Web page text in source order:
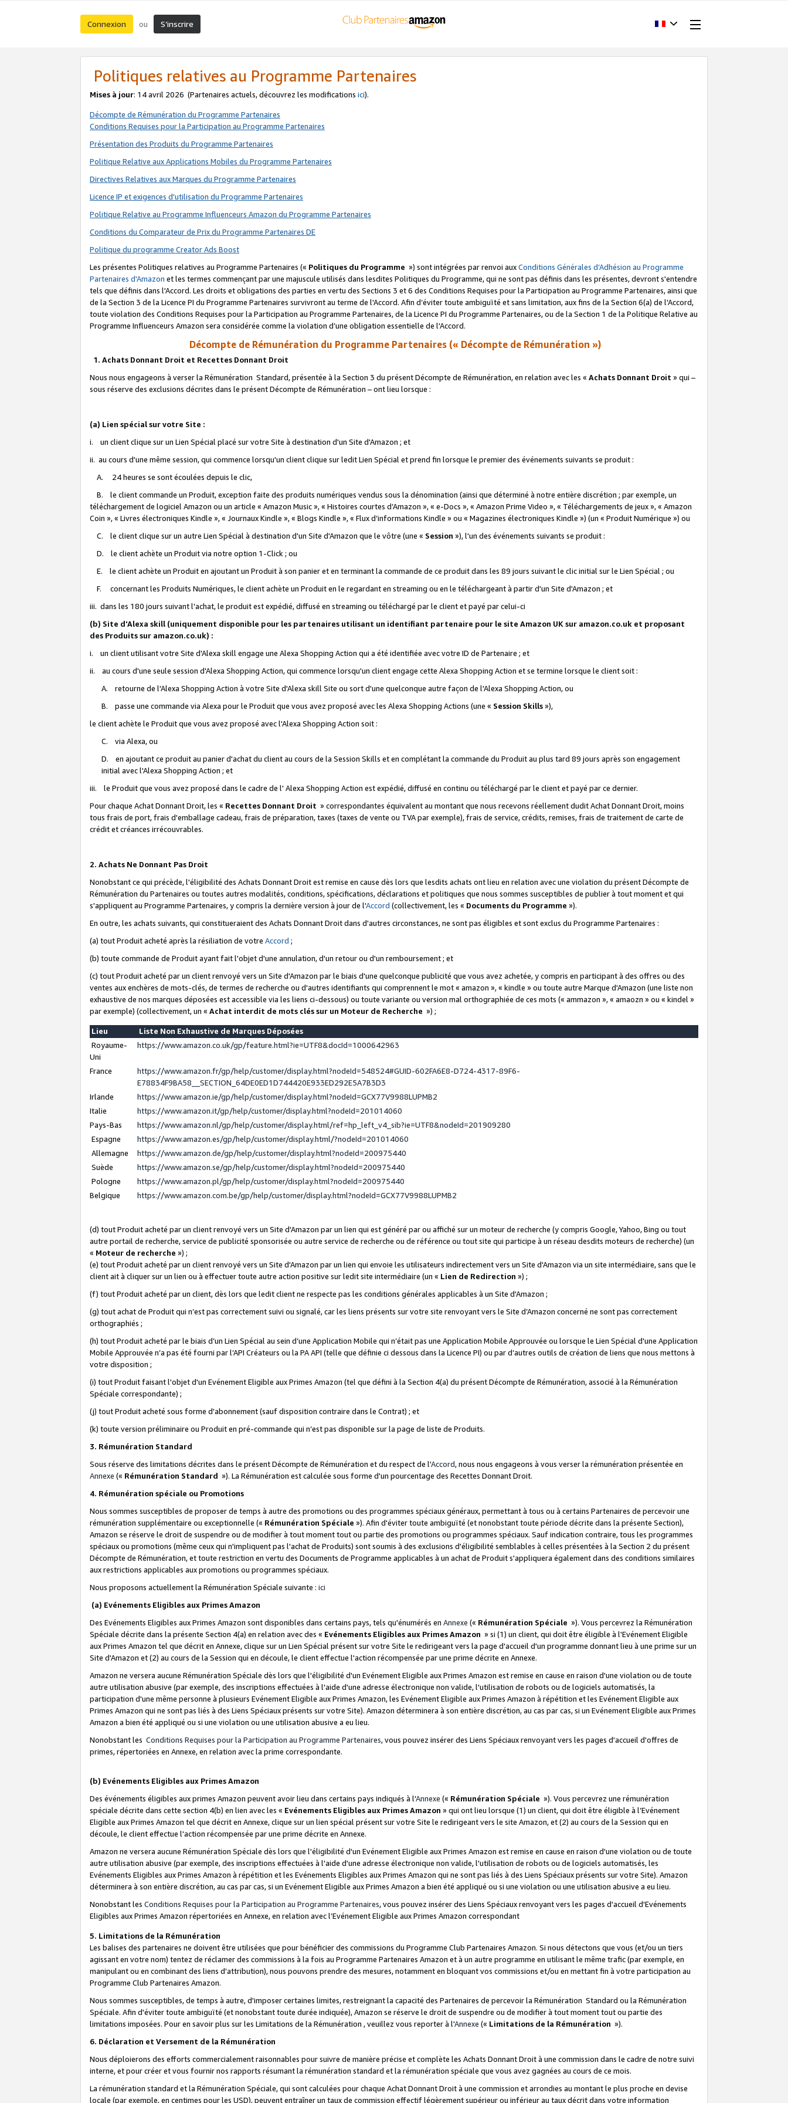
Connexion ou S’inscrire
Politiques relatives au Programme Partenaires
Mises à jour: 14 avril 2026 (Partenaires actuels, découvrez les modifications ici).
Décompte de Rémunération du Programme Partenaires
Conditions Requises pour la Participation au Programme Partenaires
Présentation des Produits du Programme Partenaires
Politique Relative aux Applications Mobiles du Programme Partenaires
Directives Relatives aux Marques du Programme Partenaires
Licence IP et exigences d'utilisation du Programme Partenaires
Politique Relative au Programme Influenceurs Amazon du Programme Partenaires
Conditions du Comparateur de Prix du Programme Partenaires DE
Politique du programme Creator Ads Boost
Les présentes Politiques relatives au Programme Partenaires (« Politiques du Programme ») sont intégrées par renvoi auxConditions Générales d’Adhésion au Programme
Partenaires d'Amazon et les termes commençant par une majuscule utilisés dans lesdites Politiques du Programme, qui ne sont pas définis dans les présentes, devront s'entendre
tels que définis dans l'Accord. Les droits et obligations des parties en vertu des Sections 3 et 6 des Conditions Requises pour la Participation au Programme Partenaires, ainsi que
de la Section 3 de la Licence PI du Programme Partenaires survivront au terme de l'Accord. Afin d’éviter toute ambiguïté et sans limitation, aux fins de la Section 6(a) de l'Accord,
toute violation des Conditions Requises pour la Participation au Programme Partenaires, de la Licence PI du Programme Partenaires, ou de la Section 1 de la Politique Relative au
Programme Influenceurs Amazon sera considérée comme la violation d’une obligation essentielle de l'Accord.
Décompte de Rémunération du Programme Partenaires (« Décompte de Rémunération »)
1. Achats Donnant Droit et Recettes Donnant Droit
Nous nous engageons à verser la Rémunération Standard, présentée à la Section 3 du présent Décompte de Rémunération, en relation avec les « Achats Donnant Droit » qui –
sous réserve des exclusions décrites dans le présent Décompte de Rémunération – ont lieu lorsque :
(a) Lien spécial sur votre Site :
i. un client clique sur un Lien Spécial placé sur votre Site à destination d'un Site d'Amazon ; et
ii. au cours d'une même session, qui commence lorsqu'un client clique sur ledit Lien Spécial et prend fin lorsque le premier des événements suivants se produit :
A. 24 heures se sont écoulées depuis le clic,
B. le client commande un Produit, exception faite des produits numériques vendus sous la dénomination (ainsi que déterminé à notre entière discrétion ; par exemple, un
téléchargement de logiciel Amazon ou un article « Amazon Music », « Histoires courtes d’Amazon », « e-Docs », « Amazon Prime Video », « Téléchargements de jeux », « Amazon
Coin », « Livres électroniques Kindle », « Journaux Kindle », « Blogs Kindle », « Flux d’informations Kindle » ou « Magazines électroniques Kindle ») (un « Produit Numérique ») ou
C. le client clique sur un autre Lien Spécial à destination d'un Site d'Amazon que le vôtre (une « Session »), l'un des événements suivants se produit :
D. le client achète un Produit via notre option 1-Click ; ou
E. le client achète un Produit en ajoutant un Produit à son panier et en terminant la commande de ce produit dans les 89 jours suivant le clic initial sur le Lien Spécial ; ou
F. concernant les Produits Numériques, le client achète un Produit en le regardant en streaming ou en le téléchargeant à partir d'un Site d'Amazon ; et
iii. dans les 180 jours suivant l'achat, le produit est expédié, diffusé en streaming ou téléchargé par le client et payé par celui-ci
(b) Site d'Alexa skill (uniquement disponible pour les partenaires utilisant un identifiant partenaire pour le site Amazon UK sur amazon.co.uk et proposant
des Produits sur amazon.co.uk) :
i. un client utilisant votre Site d'Alexa skill engage une Alexa Shopping Action qui a été identifiée avec votre ID de Partenaire ; et
ii. au cours d'une seule session d'Alexa Shopping Action, qui commence lorsqu'un client engage cette Alexa Shopping Action et se termine lorsque le client soit :
A. retourne de l'Alexa Shopping Action à votre Site d'Alexa skill Site ou sort d'une quelconque autre façon de l'Alexa Shopping Action, ou
B. passe une commande via Alexa pour le Produit que vous avez proposé avec les Alexa Shopping Actions (une « Session Skills»),
le client achète le Produit que vous avez proposé avec l'Alexa Shopping Action soit :
C. via Alexa, ou
D. en ajoutant ce produit au panier d'achat du client au cours de la Session Skills et en complétant la commande du Produit au plus tard 89 jours après son engagement
initial avec l'Alexa Shopping Action ; et
iii. le Produit que vous avez proposé dans le cadre de l' Alexa Shopping Action est expédié, diffusé en continu ou téléchargé par le client et payé par ce dernier.
Pour chaque Achat Donnant Droit, les « Recettes Donnant Droit » correspondantes équivalent au montant que nous recevons réellement dudit Achat Donnant Droit, moins
tous frais de port, frais d'emballage cadeau, frais de préparation, taxes (taxes de vente ou TVA par exemple), frais de service, crédits, remises, frais de traitement de carte de
crédit et créances irrécouvrables.
2. Achats Ne Donnant Pas Droit
Nonobstant ce qui précède, l'éligibilité des Achats Donnant Droit est remise en cause dès lors que lesdits achats ont lieu en relation avec une violation du présent Décompte de
Rémunération du Partenaires ou toutes autres modalités, conditions, spécifications, déclarations et politiques que nous sommes susceptibles de publier à tout moment et qui
s'appliquent au Programme Partenaires, y compris la dernière version à jour de l'Accord (collectivement, les « Documents du Programme »).
En outre, les achats suivants, qui constitueraient des Achats Donnant Droit dans d'autres circonstances, ne sont pas éligibles et sont exclus du Programme Partenaires :
(a) tout Produit acheté après la résiliation de votre Accord ;
(b) toute commande de Produit ayant fait l'objet d'une annulation, d'un retour ou d'un remboursement ; et
(c) tout Produit acheté par un client renvoyé vers un Site d'Amazon par le biais d'une quelconque publicité que vous avez achetée, y compris en participant à des offres ou des
ventes aux enchères de mots-clés, de termes de recherche ou d'autres identifiants qui comprennent le mot « amazon », « kindle » ou toute autre Marque d'Amazon (une liste non
exhaustive de nos marques déposées est accessible via les liens ci-dessous) ou toute variante ou version mal orthographiée de ces mots (« ammazon », « amaozn » ou « kindel »
par exemple) (collectivement, un « Achat interdit de mots clés sur un Moteur de Recherche ») ;
Lieu
Liste Non Exhaustive de Marques Déposées
Royaume-
Uni
https://www.amazon.co.uk/gp/feature.html?ie=UTF8&docId=1000642963
France
https://www.amazon.fr/gp/help/customer/display.html?nodeId=548524#GUID-602FA6E8-D724-4317-89F6-
E78834F9BA58__SECTION_64DE0ED1D744420E933ED292E5A7B3D3
Irlande
https://www.amazon.ie/gp/help/customer/display.html?nodeId=GCX77V9988LUPMB2
Italie
https://www.amazon.it/gp/help/customer/display.html?nodeId=201014060
Pays-Bas
https://www.amazon.nl/gp/help/customer/display.html/ref=hp_left_v4_sib?ie=UTF8&nodeId=201909280
Espagne
https://www.amazon.es/gp/help/customer/display.html/?nodeId=201014060
Allemagne
https://www.amazon.de/gp/help/customer/display.html?nodeId=200975440
Suède
https://www.amazon.se/gp/help/customer/display.html?nodeId=200975440
Pologne
https://www.amazon.pl/gp/help/customer/display.html?nodeId=200975440
Belgique
https://www.amazon.com.be/gp/help/customer/display.html?nodeId=GCX77V9988LUPMB2
(d) tout Produit acheté par un client renvoyé vers un Site d'Amazon par un lien qui est généré par ou affiché sur un moteur de recherche (y compris Google, Yahoo, Bing ou tout
autre portail de recherche, service de publicité sponsorisée ou autre service de recherche ou de référence ou tout site qui participe à un réseau desdits moteurs de recherche) (un
« Moteur de recherche ») ;
(e) tout Produit acheté par un client renvoyé vers un Site d'Amazon par un lien qui envoie les utilisateurs indirectement vers un Site d'Amazon via un site intermédiaire, sans que le
client ait à cliquer sur un lien ou à effectuer toute autre action positive sur ledit site intermédiaire (un « Lien de Redirection ») ;
(f) tout Produit acheté par un client, dès lors que ledit client ne respecte pas les conditions générales applicables à un Site d'Amazon ;
(g) tout achat de Produit qui n’est pas correctement suivi ou signalé, car les liens présents sur votre site renvoyant vers le Site d’Amazon concerné ne sont pas correctement
orthographiés ;
(h) tout Produit acheté par le biais d’un Lien Spécial au sein d’une Application Mobile qui n’était pas une Application Mobile Approuvée ou lorsque le Lien Spécial d'une Application
Mobile Approuvée n’a pas été fourni par l’API Créateurs ou la PA API (telle que définie ci dessous dans la Licence PI) ou par d’autres outils de création de liens que nous mettons à
votre disposition ;
(i) tout Produit faisant l'objet d'un Evénement Eligible aux Primes Amazon (tel que défini à la Section 4(a) du présent Décompte de Rémunération, associé à la Rémunération
Spéciale correspondante) ;
(j) tout Produit acheté sous forme d'abonnement (sauf disposition contraire dans le Contrat) ; et
(k) toute version préliminaire ou Produit en pré-commande qui n’est pas disponible sur la page de liste de Produits.
3. Rémunération Standard
Sous réserve des limitations décrites dans le présent Décompte de Rémunération et du respect de l'Accord, nous nous engageons à vous verser la rémunération présentée en
Annexe (« Rémunération Standard »). La Rémunération est calculée sous forme d'un pourcentage des Recettes Donnant Droit.
4. Rémunération spéciale ou Promotions
Nous sommes susceptibles de proposer de temps à autre des promotions ou des programmes spéciaux généraux, permettant à tous ou à certains Partenaires de percevoir une
rémunération supplémentaire ou exceptionnelle (« Rémunération Spéciale »). Afin d'éviter toute ambiguïté (et nonobstant toute période décrite dans la présente Section),
Amazon se réserve le droit de suspendre ou de modifier à tout moment tout ou partie des promotions ou programmes spéciaux. Sauf indication contraire, tous les programmes
spéciaux ou promotions (même ceux qui n'impliquent pas l'achat de Produits) sont soumis à des exclusions d'éligibilité semblables à celles présentées à la Section 2 du présent
Décompte de Rémunération, et toute restriction en vertu des Documents de Programme applicables à un achat de Produit s'appliquera également dans des conditions similaires
aux restrictions applicables aux promotions ou programmes spéciaux.
Nous proposons actuellement la Rémunération Spéciale suivante : ici
(a) Evénements Eligibles aux Primes Amazon
Des Evénements Eligibles aux Primes Amazon sont disponibles dans certains pays, tels qu'énumérés en Annexe (« Rémunération Spéciale »). Vous percevrez la Rémunération
Spéciale décrite dans la présente Section 4(a) en relation avec des « Evénements Eligibles aux Primes Amazon » si (1) un client, qui doit être éligible à l'Evénement Eligible
aux Primes Amazon tel que décrit en Annexe, clique sur un Lien Spécial présent sur votre Site le redirigeant vers la page d'accueil d'un programme donnant lieu à une prime sur un
Site d'Amazon et (2) au cours de la Session qui en découle, le client effectue l'action récompensée par une prime décrite en Annexe.
Amazon ne versera aucune Rémunération Spéciale dès lors que l'éligibilité d'un Evénement Eligible aux Primes Amazon est remise en cause en raison d'une violation ou de toute
autre utilisation abusive (par exemple, des inscriptions effectuées à l'aide d'une adresse électronique non valide, l'utilisation de robots ou de logiciels automatisés, la
participation d'une même personne à plusieurs Evénement Eligible aux Primes Amazon, les Evénement Eligible aux Primes Amazon à répétition et les Evénement Eligible aux
Primes Amazon qui ne sont pas liés à des Liens Spéciaux présents sur votre Site). Amazon déterminera à son entière discrétion, au cas par cas, si un Evénement Eligible aux Primes
Amazon a bien été appliqué ou si une violation ou une utilisation abusive a eu lieu.
Nonobstant les Conditions Requises pour la Participation au Programme Partenaires, vous pouvez insérer des Liens Spéciaux renvoyant vers les pages d'accueil d'offres de
primes, répertoriées en Annexe, en relation avec la prime correspondante.
(b) Evénements Eligibles aux Primes Amazon
Des événements éligibles aux primes Amazon peuvent avoir lieu dans certains pays indiqués à l'Annexe (« Rémunération Spéciale »). Vous percevrez une rémunération
spéciale décrite dans cette section 4(b) en lien avec les « Evénements Eligibles aux Primes Amazon » qui ont lieu lorsque (1) un client, qui doit être éligible à l’Evénement
Eligible aux Primes Amazon tel que décrit en Annexe, clique sur un lien spécial présent sur votre Site le redirigeant vers le site Amazon, et (2) au cours de la Session qui en
découle, le client effectue l'action récompensée par une prime décrite en Annexe.
Amazon ne versera aucune Rémunération Spéciale dès lors que l'éligibilité d'un Evénement Eligible aux Primes Amazon est remise en cause en raison d'une violation ou de toute
autre utilisation abusive (par exemple, des inscriptions effectuées à l'aide d'une adresse électronique non valide, l'utilisation de robots ou de logiciels automatisés, les
Evénements Eligibles aux Primes Amazon à répétition et les Evénements Eligibles aux Primes Amazon qui ne sont pas liés à des Liens Spéciaux présents sur votre Site). Amazon
déterminera à son entière discrétion, au cas par cas, si un Evénement Eligible aux Primes Amazon a bien été appliqué ou si une violation ou une utilisation abusive a eu lieu.
Nonobstant les Conditions Requises pour la Participation au Programme Partenaires, vous pouvez insérer des Liens Spéciaux renvoyant vers les pages d'accueil d'Evénements
Eligibles aux Primes Amazon répertoriées en Annexe, en relation avec l’Evénement Eligible aux Primes Amazon correspondant
5. Limitations de la Rémunération
Les balises des partenaires ne doivent être utilisées que pour bénéficier des commissions du Programme Club Partenaires Amazon. Si nous détectons que vous (et/ou un tiers
agissant en votre nom) tentez de réclamer des commissions à la fois au Programme Partenaires Amazon et à un autre programme en utilisant le même trafic (par exemple, en
manipulant ou en combinant des liens d'attribution), nous pouvons prendre des mesures, notamment en bloquant vos commissions et/ou en mettant fin à votre participation au
Programme Club Partenaires Amazon.
Nous sommes susceptibles, de temps à autre, d'imposer certaines limites, restreignant la capacité des Partenaires de percevoir la Rémunération Standard ou la Rémunération
Spéciale. Afin d'éviter toute ambiguïté (et nonobstant toute durée indiquée), Amazon se réserve le droit de suspendre ou de modifier à tout moment tout ou partie des
limitations imposées. Pour en savoir plus sur les Limitations de la Rémunération , veuillez vous reporter à l'Annexe (« Limitations de la Rémunération »).
6. Déclaration et Versement de la Rémunération
Nous déploierons des efforts commercialement raisonnables pour suivre de manière précise et complète les Achats Donnant Droit à une commission dans le cadre de notre suivi
interne, et pour créer et vous fournir nos rapports résumant la rémunération standard et la rémunération spéciale que vous avez gagnées au cours de ce mois.
La rémunération standard et la Rémunération Spéciale, qui sont calculées pour chaque Achat Donnant Droit à une commission et arrondies au montant le plus proche en devise
locale (par exemple, en centimes pour les USD), peuvent entraîner un taux de commission effectif légèrement supérieur ou inférieur au taux décrit dans votre information